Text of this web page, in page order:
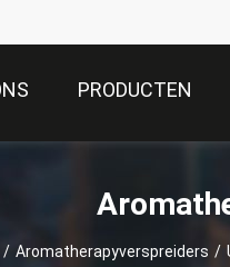
PRODUCTEN
/ Aromatherapyverspreiders /